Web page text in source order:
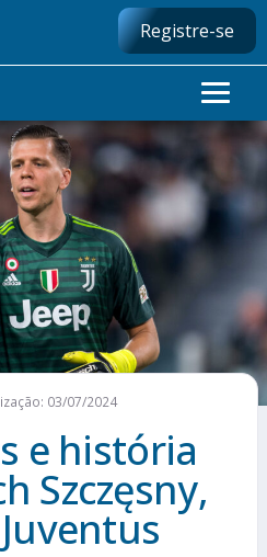
Registre-se
03/07/2024
e história
Szczęsny,